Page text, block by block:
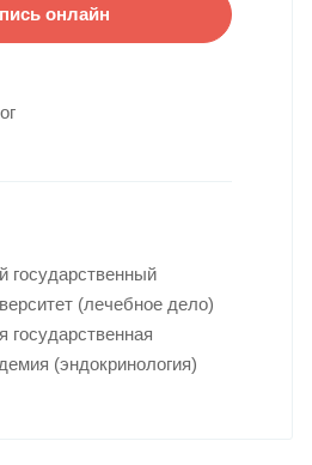
онлайн
государственный
(лечебное дело)
государственная
(эндокринология)